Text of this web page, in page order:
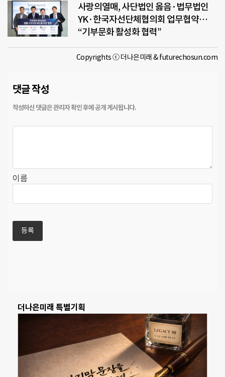
사랑의열매, 사단법인 옳음·법무법인
YK·한국자선단체협의회 업무협약…
“기부문화 활성화 협력”
Copyrights ⓒ 더나은미래 & futurechosun.com
댓글 작성
이름
더나은미래 특별기획